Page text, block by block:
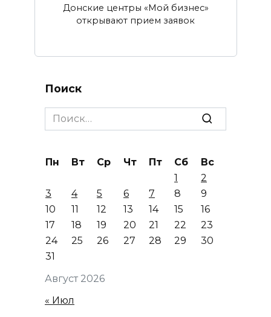
Донские центры «Мой бизнес»
открывают прием заявок
Поиск
Search
for:
Август 2026
Пн Вт Ср Чт Пт Сб
Вс
1
2
3
4 5 6 7 8
9
10
11 12 13 14 15
16
17
18 19 20 21 22
23
24
25 26 27 28 29
30
31
« Июл